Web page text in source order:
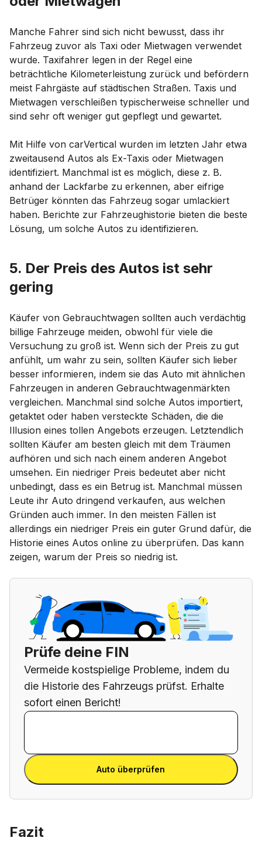
Manche Fahrer sind sich nicht bewusst, dass ihr
Fahrzeug zuvor als Taxi oder Mietwagen verwendet
wurde. Taxifahrer legen in der Regel eine
beträchtliche Kilometerleistung zurück und befördern
meist Fahrgäste auf städtischen Straßen. Taxis und
Mietwagen verschleißen typischerweise schneller und
sind sehr oft weniger gut gepflegt und gewartet.
Mit Hilfe von carVertical wurden im letzten Jahr etwa
zweitausend Autos als Ex-Taxis oder Mietwagen
identifiziert. Manchmal ist es möglich, diese z. B.
anhand der Lackfarbe zu erkennen, aber eifrige
Betrüger könnten das Fahrzeug sogar umlackiert
haben. Berichte zur Fahrzeughistorie bieten die beste
Lösung, um solche Autos zu identifizieren.
5. Der Preis des Autos ist sehr
gering
Käufer von Gebrauchtwagen sollten auch verdächtig
billige Fahrzeuge meiden, obwohl für viele die
Versuchung zu groß ist. Wenn sich der Preis zu gut
anfühlt, um wahr zu sein, sollten Käufer sich lieber
besser informieren, indem sie das Auto mit ähnlichen
Fahrzeugen in anderen Gebrauchtwagenmärkten
vergleichen. Manchmal sind solche Autos importiert,
getaktet oder haben versteckte Schäden, die die
Illusion eines tollen Angebots erzeugen. Letztendlich
sollten Käufer am besten gleich mit dem Träumen
aufhören und sich nach einem anderen Angebot
umsehen. Ein niedriger Preis bedeutet aber nicht
unbedingt, dass es ein Betrug ist. Manchmal müssen
Leute ihr Auto dringend verkaufen, aus welchen
Gründen auch immer. In den meisten Fällen ist
allerdings ein niedriger Preis ein guter Grund dafür, die
Historie eines Autos online zu überprüfen. Das kann
zeigen, warum der Preis so niedrig ist.
Prüfe deine FIN
Vermeide kostspielige Probleme, indem du
die Historie des Fahrzeugs prüfst. Erhalte
sofort einen Bericht!
FIN eingeben
FIN eingeben
Auto überprüfen
Fazit